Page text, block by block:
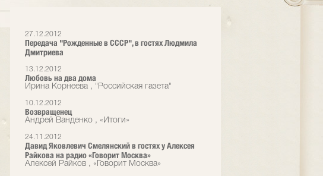
27.12.2012
Передача "Рожденные в СССР", в гостях Людмила
Дмитриева
13.12.2012
Любовь на два дома
Ирина Корнеева , "Российская газета"
10.12.2012
Возвращенец
Андрей Ванденко , «Итоги»
24.11.2012
Давид Яковлевич Смелянский в гостях у Алексея
Райкова на радио «Говорит Москва»
Алексей Райков , «Говорит Москва»